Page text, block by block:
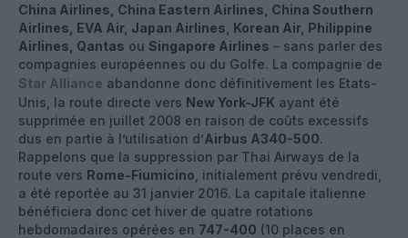
China Airlines, China Eastern Airlines, China Southern
Airlines, EVA Air, Japan Airlines, Korean Air, Philippine
Airlines, Qantas ou Singapore Airlines – sans parler des
compagnies européennes ou du Golfe. La compagnie de
Star Alliance abandonne donc définitivement les Etats-
Unis, la route directe vers New York-JFK ayant été
supprimée en juillet 2008 en raison de coûts excessifs
dus en partie à l’utilisation d’Airbus A340-500.
Rappelons que la suppression par Thai Airways de la
route vers Rome-Fiumicino , initialement prévu vendredi,
a été reportée au 31 janvier 2016. La capitale italienne
bénéficiera donc cet hiver de quatre rotations
hebdomadaires opérées en 747-400 (10 places en